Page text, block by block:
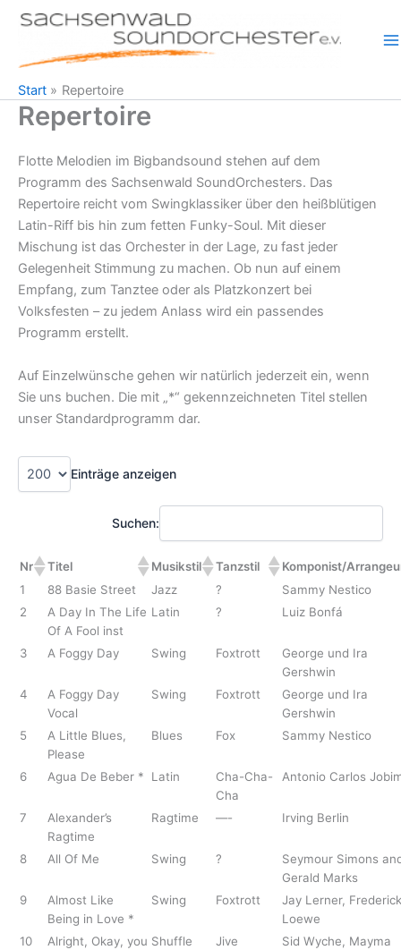
Zum
Inhalt
Start Repertoire
Repertoire
Flotte Melodien im Bigbandsound stehen auf dem
Programm des Sachsenwald SoundOrchesters. Das
Repertoire reicht vom Swingklassiker über den heißblütigen
Latin-Riff bis hin zum fetten Funky-Soul. Mit dieser
Mischung ist das Orchester in der Lage, zu fast jeder
Gelegenheit Stimmung zu machen. Ob nun auf einem
Empfang, zum Tanztee oder als Platzkonzert bei
Volksfesten – zu jedem Anlass wird ein passendes
Programm erstellt.
Auf Einzelwünsche gehen wir natürlich jederzeit ein, wenn
Sie uns buchen. Die mit „*“ gekennzeichneten Titel stellen
unser Standardprogramm dar.
Einträge anzeigen
Suchen:
Nr Titel Musikstil Tanzstil
Komponist/
1
88 Basie Street Jazz ?
Sammy Nestico
2
A Day In The Life
Of A Fool inst
Latin ? Luiz Bonfá
3 A Foggy Day Swing Foxtrott
George und Ira
Gershwin
4
A Foggy Day
Vocal
Swing Foxtrott
George und Ira
Gershwin
5
A Little Blues,
Please
Blues Fox Sammy Nestico
6 Agua De Beber * Latin
Cha-Cha-
Cha
Antonio Carlos
7
Alexander’s
Ragtime
Ragtime —- Irving Berlin
8 All Of Me Swing ?
Seymour Simons
Gerald Marks
9
Almost Like
Being in Love *
Swing Foxtrott
Jay Lerner, Frederick
Loewe
10
Alright, Okay, you Shuffle Jive
Sid Wyche, Mayma